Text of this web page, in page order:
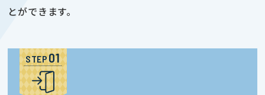
とができます。
STEP